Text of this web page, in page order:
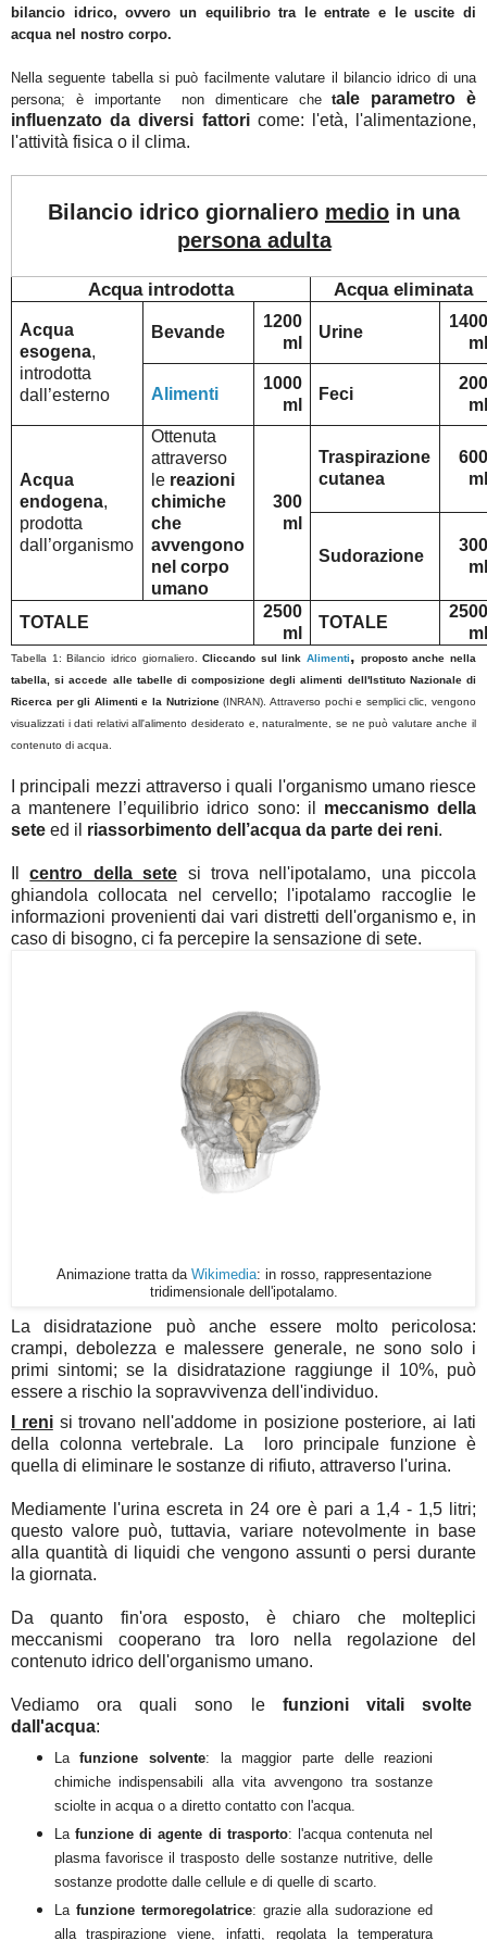
bilancio idrico, ovvero un equilibrio tra le entrate e le uscite di
acqua nel nostro corpo.
Nella seguente tabella si può facilmente valutare il bilancio idrico di una
persona; è importante non dimenticare chetale parametro è
influenzato da diversi fattoricome: l'età, l'alimentazione,
l'attività fisica o il clima.
Bilancio idrico giornaliero medio in una
persona adulta
Acqua introdotta Acqua eliminata
Acqua
esogena,
introdotta
dall’esterno
Bevande
1200
ml
Urine
1400
ml
Alimenti
1000
ml
Feci
200
ml
Acqua
endogena,
prodotta
dall’organismo
Ottenuta
attraverso
le reazioni
chimiche
che
avvengono
nel corpo
umano
300
ml
Traspirazione
cutanea
600
ml
Sudorazione
300
ml
TOTALE
2500
ml
TOTALE
2500
ml
Tabella 1: Bilancio idrico giornaliero.Cliccando sul linkAlimenti, proposto anche nella
tabella, si accede alle tabelle di composizione degli alimenti dell'Istituto Nazionale di
Ricerca per gli Alimenti e la Nutrizione(INRAN). Attraverso pochi e semplici clic, vengono
visualizzati i dati relativi all'alimento desiderato e, naturalmente, se ne può valutare anche il
contenuto di acqua.
I principali mezzi attraverso i quali l'organismo umano riesce
a mantenere l’equilibrio idrico sono: il meccanismo della
sete ed il riassorbimento dell’acqua da parte dei reni.
Ilcentro della sete si trova nell'ipotalamo, una piccola
ghiandola collocata nel cervello; l'ipotalamo raccoglie le
informazioni provenienti dai vari distretti dell'organismo e, in
caso di bisogno, ci fa percepire la sensazione di sete.
Animazione tratta da Wikimedia: in rosso, rappresentazione
tridimensionale dell'ipotalamo.
La disidratazione può anche essere molto pericolosa:
crampi, debolezza e malessere generale, ne sono solo i
primi sintomi; se la disidratazione raggiunge il 10%, può
essere a rischio la sopravvivenza dell'individuo.
I renisi trovano nell'addome in posizione posteriore, ai lati
della colonna vertebrale. La loro principale funzione è
quella di eliminare le sostanze di rifiuto, attraverso l'urina.
Mediamente l'urina escreta in 24 ore è pari a 1,4 - 1,5 litri;
questo valore può, tuttavia, variare notevolmente in base
alla quantità di liquidi che vengono assunti o persi durante
la giornata.
Da quanto fin'ora esposto, è chiaro che molteplici
meccanismi cooperano tra loro nella regolazione del
contenuto idrico dell'organismo umano.
Vediamo ora quali sono le funzioni vitali svolte
dall'acqua:
Lafunzione solvente: la maggior parte delle reazioni
chimiche indispensabili alla vita avvengono tra sostanze
sciolte in acqua o a diretto contatto con l'acqua.
La funzione di agente di trasporto: l'acqua contenuta nel
plasma favorisce il trasposto delle sostanze nutritive, delle
sostanze prodotte dalle cellule e di quelle di scarto.
La funzione termoregolatrice: grazie alla sudorazione ed
alla traspirazione viene, infatti, regolata la temperatura